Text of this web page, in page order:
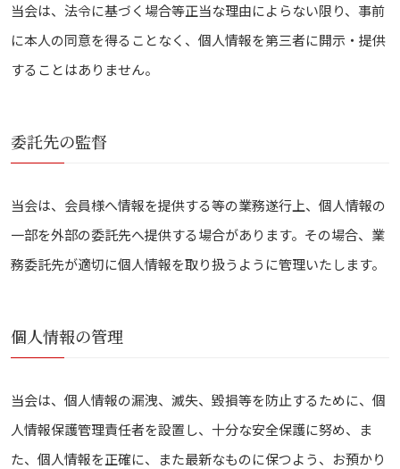
当会は、法令に基づく場合等正当な理由によらない限り、事前
に本人の同意を得ることなく、個人情報を第三者に開示・提供
することはありません。
委託先の監督
当会は、会員様へ情報を提供する等の業務遂行上、個人情報の
一部を外部の委託先へ提供する場合があります。その場合、業
務委託先が適切に個人情報を取り扱うように管理いたします。
個人情報の管理
当会は、個人情報の漏洩、滅失、毀損等を防止するために、個
人情報保護管理責任者を設置し、十分な安全保護に努め、ま
た、個人情報を正確に、また最新なものに保つよう、お預かり